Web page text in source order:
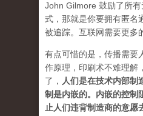
John Gilmore 鼓励了所
式，那就是你要拥有匿名
被追踪。互联网需要更多
有点可惜的是，传播需要
作原理，印刷术不难理解
了， 人们是在技术内部制
制是内嵌的。内嵌的控制
止人们违背制造商的意愿